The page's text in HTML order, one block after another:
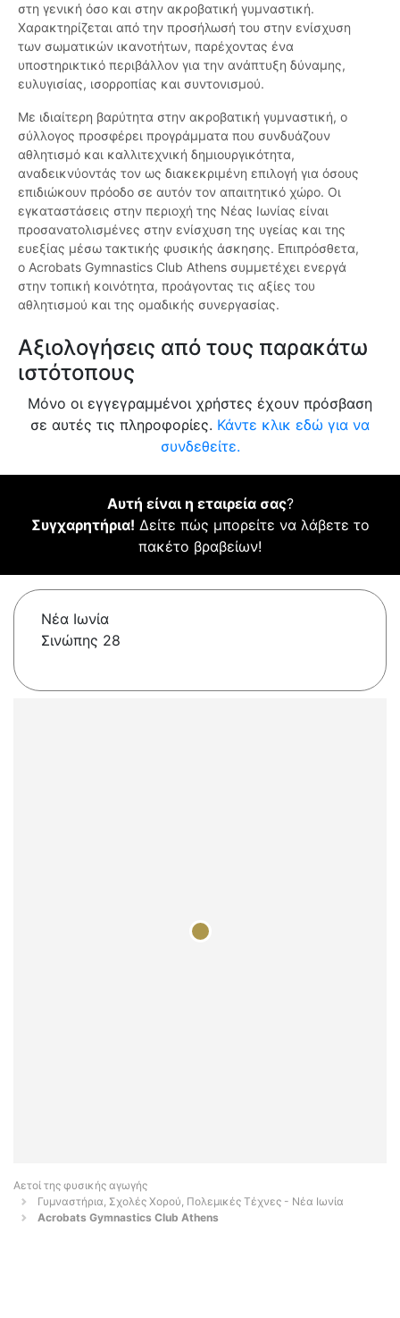
στη γενική όσο και στην ακροβατική γυμναστική.
Χαρακτηρίζεται από την προσήλωσή του στην ενίσχυση
των σωματικών ικανοτήτων, παρέχοντας ένα
υποστηρικτικό περιβάλλον για την ανάπτυξη δύναμης,
ευλυγισίας, ισορροπίας και συντονισμού.
Με ιδιαίτερη βαρύτητα στην ακροβατική γυμναστική, ο
σύλλογος προσφέρει προγράμματα που συνδυάζουν
αθλητισμό και καλλιτεχνική δημιουργικότητα,
αναδεικνύοντάς τον ως διακεκριμένη επιλογή για όσους
επιδιώκουν πρόοδο σε αυτόν τον απαιτητικό χώρο. Οι
εγκαταστάσεις στην περιοχή της Νέας Ιωνίας είναι
προσανατολισμένες στην ενίσχυση της υγείας και της
ευεξίας μέσω τακτικής φυσικής άσκησης. Επιπρόσθετα,
ο Acrobats Gymnastics Club Athens συμμετέχει ενεργά
στην τοπική κοινότητα, προάγοντας τις αξίες του
αθλητισμού και της ομαδικής συνεργασίας.
Αξιολογήσεις από τους παρακάτω
ιστότοπους
Μόνο οι εγγεγραμμένοι χρήστες έχουν πρόσβαση
σε αυτές τις πληροφορίες. Κάντε κλικ εδώ για να
συνδεθείτε.
Αυτή είναι η εταιρεία σας?
Συγχαρητήρια! Δείτε πώς μπορείτε να λάβετε το
πακέτο βραβείων!
Νέα Ιωνία
Σινώπης 28
Αετοί της φυσικής αγωγής
Γυμναστήρια, Σχολές Χορού, Πολεμικές Τέχνες - Νέα Ιωνία
Acrobats Gymnastics Club Athens